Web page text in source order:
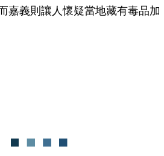
嘉義則讓人懷疑當地藏有毒品加